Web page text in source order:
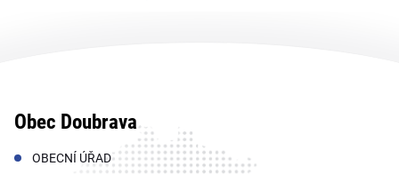
Obec Doubrava
OBECNÍ ÚŘAD